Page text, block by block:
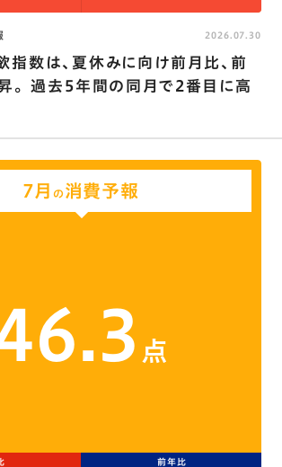
指数は､夏休みに向け前月比､前
。 過去5年間の同月で2番目に高
2026.07.30
7月 の消費予報
点
前年比